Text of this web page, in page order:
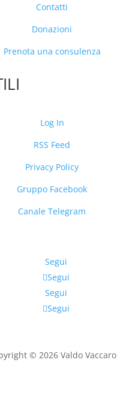
Contatti
Donazioni
Prenota una consulenza
Log In
RSS Feed
Privacy Policy
Gruppo Facebook
Canale Telegram
Segui
Segui
Segui
Segui
© 2026 Valdo Vaccaro